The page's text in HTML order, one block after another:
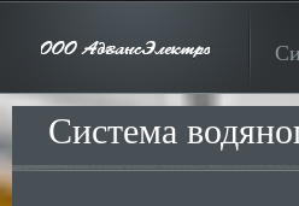
Система